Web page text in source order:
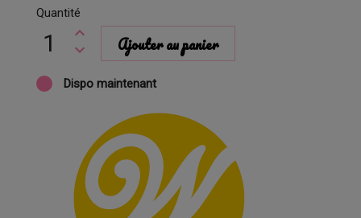
Quantité
Ajouter au panier
Dispo maintenant